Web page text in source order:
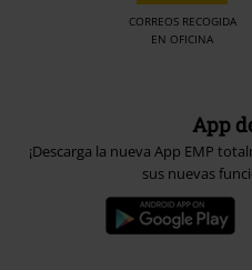
CORREOS RECOGIDA
EN OFICINA
App
¡Descarga la nueva App EMP
sus nuevas